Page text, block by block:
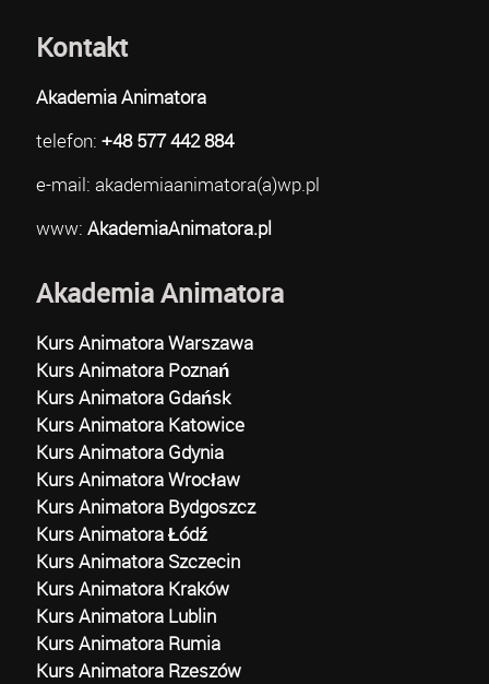
Kontakt
Akademia Animatora
telefon: +48 577 442 884
e-mail: akademiaanimatora(a)wp.pl
www: AkademiaAnimatora.pl
Akademia Animatora
Kurs Animatora Warszawa
Kurs Animatora Poznań
Kurs Animatora Gdańsk
Kurs Animatora Katowice
Kurs Animatora Gdynia
Kurs Animatora Wrocław
Kurs Animatora Bydgoszcz
Kurs Animatora Łódź
Kurs Animatora Szczecin
Kurs Animatora Kraków
Kurs Animatora Lublin
Kurs Animatora Rumia
Kurs Animatora Rzeszów